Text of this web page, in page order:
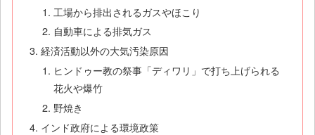
工場から排出されるガスやほこり
自動車による排気ガス
経済活動以外の大気汚染原因
ヒンドゥー教の祭事「ディワリ」で打ち上げられる
花火や爆竹
野焼き
インド政府による環境政策